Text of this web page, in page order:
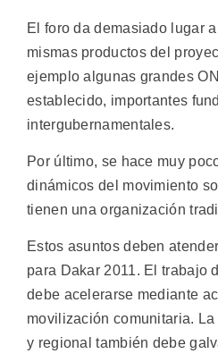
El foro da demasiado lugar
mismas productos del
ejemplo algunas grandes
establecido, importantes
intergubernamentales.
Por último, se hace muy
dinámicos del movimiento
tienen una organización
Estos asuntos deben
para Dakar 2011. El trabajo
debe acelerarse mediante
movilización comunitaria.
y regional también debe